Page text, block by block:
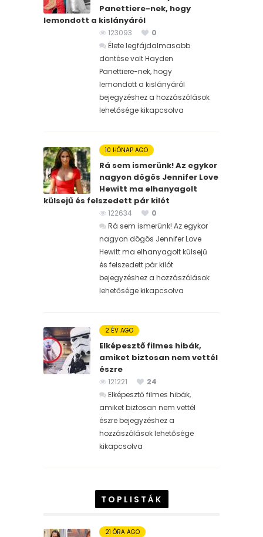
Panettiere-nek, hogy
lemondott a kislányáról
123093
0
Élete legfájdalmasabb
döntése volt Hayden
Panettiere-nek, hogy
lemondott a kislányáról
bejegyzéshez a hozzászólások
lehetősége kikapcsolva
10 HÓNAP AGO
Rá sem ismerünk! Az egykor
nagyon dögös Jennifer Love
Hewitt ma elhanyagolt
külsejű és felszedett pár kilót
122634
0
Rá sem ismerünk! Az egykor
nagyon dögös Jennifer Love
Hewitt ma elhanyagolt külsejű
és felszedett pár kilót
bejegyzéshez a hozzászólások
lehetősége kikapcsolva
2 ÉV AGO
Elképesztő filmes hibák,
amiket biztosan nem vettél
észre
121221
24
Elképesztő filmes hibák,
amiket biztosan nem vettél
észre bejegyzéshez a
hozzászólások lehetősége
kikapcsolva
TOPLISTÁK
21 ÓRA AGO